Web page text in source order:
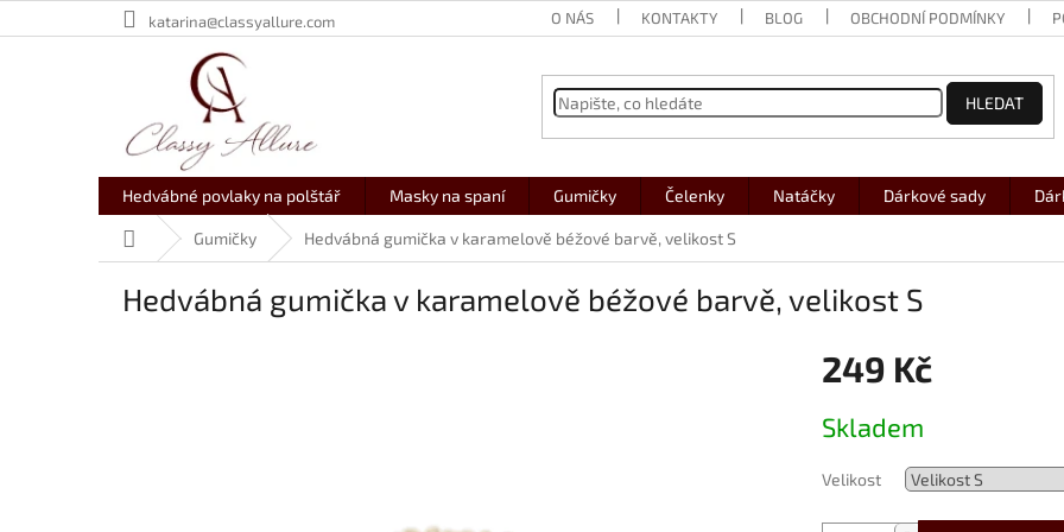
na
katarina@classyallure.com O NÁS KONTAKTY BLOG OBCHODNÍ PODMÍNKY
HLEDAT
Hedvábné povlaky na polštář Masky na spaní Gumičky Čelenky Natáčky Dárkové sady
Domů Gumičky Hedvábná gumička v karamelově béžové barvě, velikost S
Hedvábná gumička v karamelově béžové barvě, velikost S
249 Kč
cena:
Skladem
Velikost